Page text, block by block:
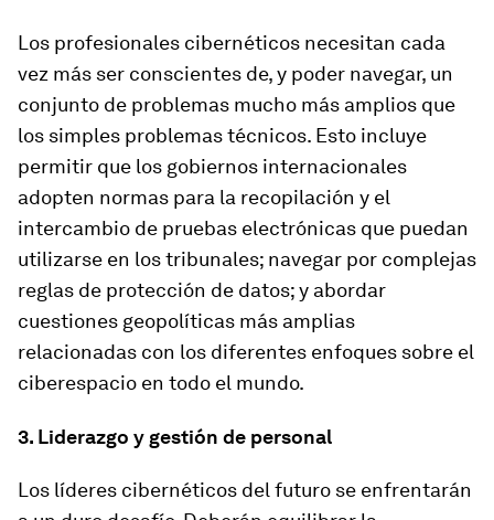
Los profesionales cibernéticos necesitan cada
vez más ser conscientes de, y poder navegar, un
conjunto de problemas mucho más amplios que
los simples problemas técnicos. Esto incluye
permitir que los gobiernos internacionales
adopten normas para la recopilación y el
intercambio de pruebas electrónicas que puedan
utilizarse en los tribunales; navegar por complejas
reglas de protección de datos; y abordar
cuestiones geopolíticas más amplias
relacionadas con los diferentes enfoques sobre el
ciberespacio en todo el mundo.
3. Liderazgo y gestión de personal
Los líderes cibernéticos del futuro se enfrentarán